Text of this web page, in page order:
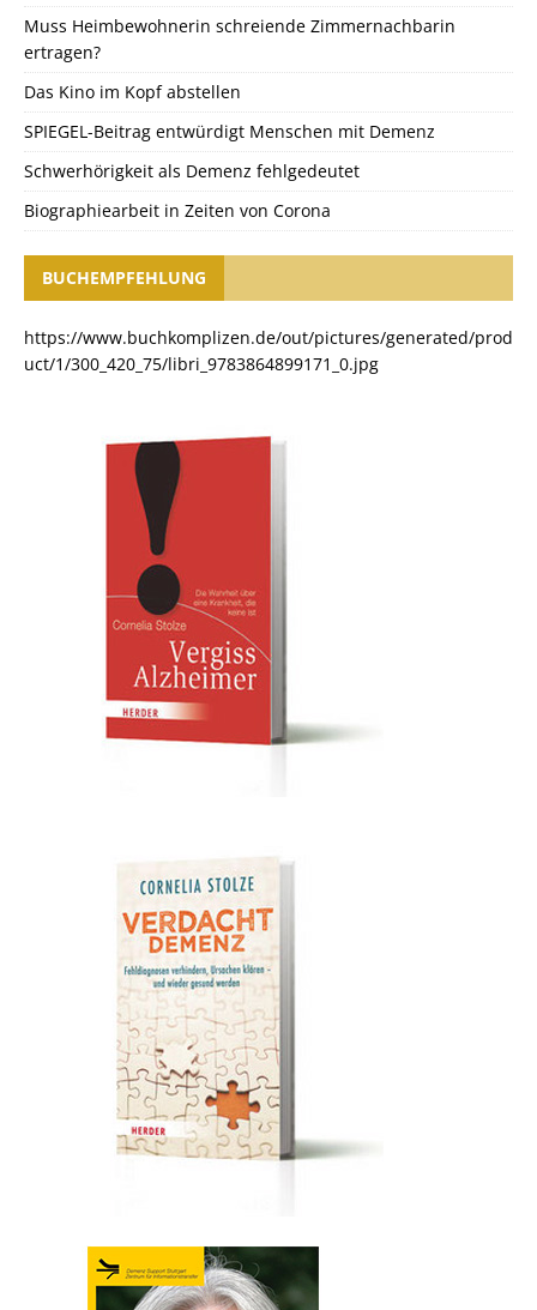
Muss Heimbewohnerin schreiende Zimmernachbarin
ertragen?
Das Kino im Kopf abstellen
SPIEGEL-Beitrag entwürdigt Menschen mit Demenz
Schwerhörigkeit als Demenz fehlgedeutet
Biographiearbeit in Zeiten von Corona
BUCHEMPFEHLUNG
https://www.buchkomplizen.de/out/pictures/generated/prod
uct/1/300_420_75/libri_9783864899171_0.jpg